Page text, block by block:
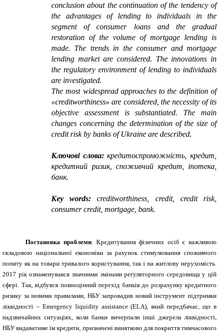
conclusion about the continuation of the tendency of
the advantages of lending to individuals in the
segment of consumer loans and the gradual
restoration of the volume of mortgage lending is
made. The trends in the consumer and mortgage
lending market are considered. The innovations in
the regulatory environment of lending to individuals
are investigated.
The most widespread approaches to the definition of
«creditworthiness» are considered, the necessity of its
objective assessment is substantiated. The main
changes concerning the determination of the size of
credit risk by banks of Ukraine are described.
Ключові слова:кредитоспроможність, кредит,
кредитний ризик, споживчий кредит, іпотека,
банк.
Key words:
creditworthiness, credit, credit risk,
consumer credit, mortgage bank.
Постановка проблеми. Кредитування фізичних осіб є важливою
складовою національної економіки за рахунок стимулювання споживчого
попиту як на товари тривалого користування, так і на житлову нерухомість.
2017 рік ознаменувався значними змінами регуляторного середовища у цій
сфері. Так, відбувся повноцінний перехід банків до розрахунку кредитного
ризику за новими правилами, НБУ запровадив новий інструмент підтримки
ліквідності – Emergency liquidity assistance(ELA), який передбачає, що в
надзвичайних ситуаціях, коли банки вичерпали інші джерела ліквідності,
НБУ видаватиме їм кредити, призначені винятково для покриття тимчасового